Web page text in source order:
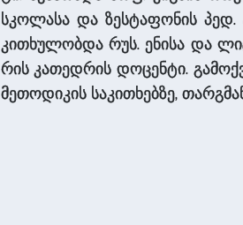
სკოლასა და ზესტაფონის პედ.
კითხულობდა რუს. ენისა და
რის კათედრის დოცენტი.
მეთოდიკის საკითხებზე,